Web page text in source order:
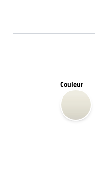
Couleur